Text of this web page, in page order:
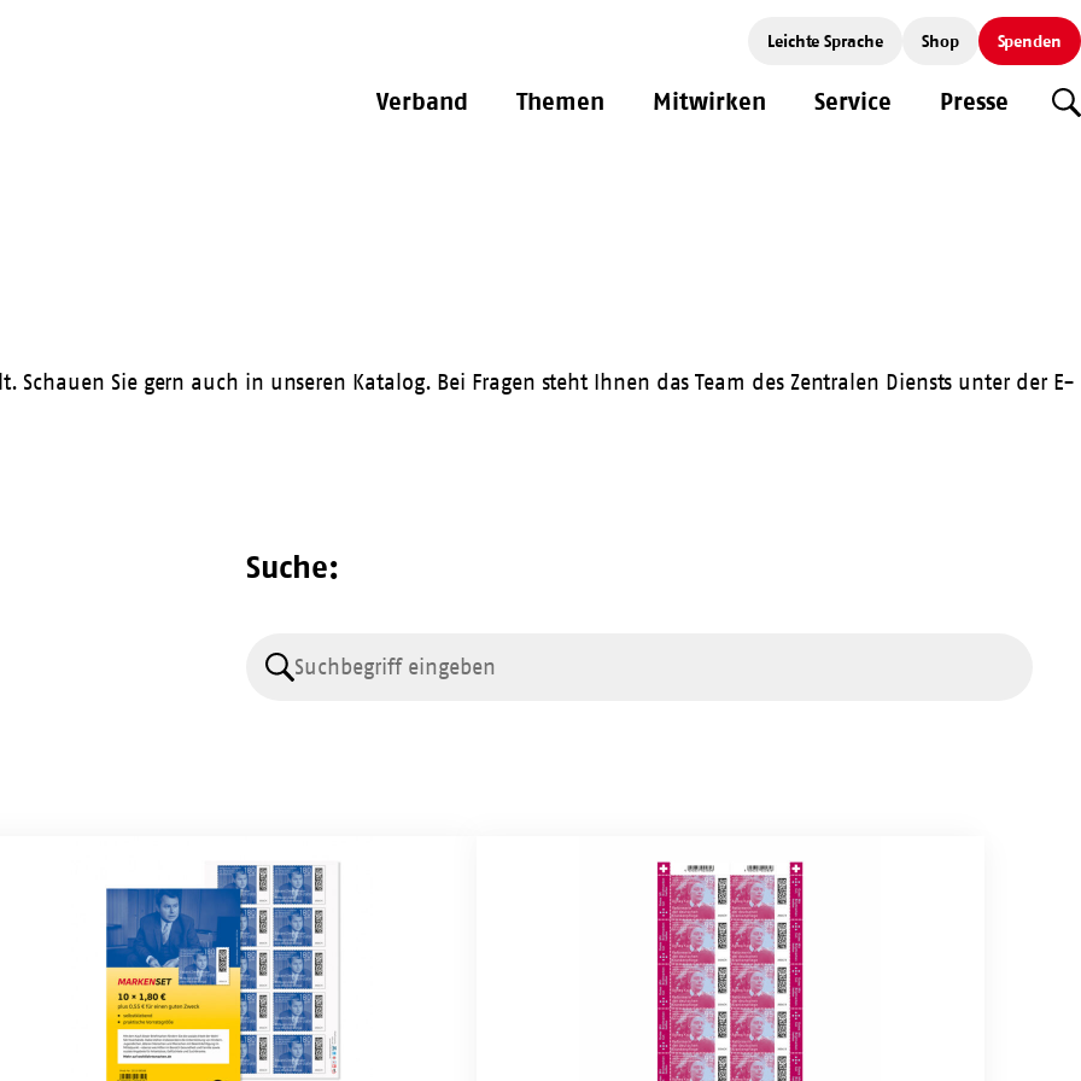
Leichte Sprache Shop Spenden
Verband Themen Mitwirken Service Presse
Schauen Sie gern auch in unseren Katalog. Bei Fragen steht Ihnen das Team des Zentralen Diensts unter der E-
Suche:
Suche